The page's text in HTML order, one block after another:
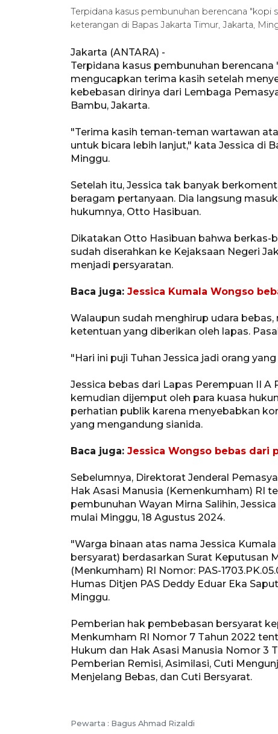
Terpidana kasus pembunuhan berencana "kopi
keterangan di Bapas Jakarta Timur, Jakarta,
Jakarta (ANTARA) -
Terpidana kasus pembunuhan
mengucapkan terima kasih setelah
kebebasan dirinya dari Lembaga
Bambu, Jakarta.
"Terima kasih teman-teman wartawan
untuk bicara lebih lanjut," kata Jessica di
Minggu.
Setelah itu, Jessica tak banyak
beragam pertanyaan. Dia langsung
hukumnya, Otto Hasibuan.
Dikatakan Otto Hasibuan bahwa berkas-
sudah diserahkan ke Kejaksaan Negeri
menjadi persyaratan.
Baca juga: Jessica Kumala Wongso
Walaupun sudah menghirup udara
ketentuan yang diberikan oleh lapas.
"Hari ini puji Tuhan Jessica jadi orang
Jessica bebas dari Lapas Perempuan II
kemudian dijemput oleh para kuasa
perhatian publik karena menyebabkan
yang mengandung sianida.
Baca juga: Jessica Wongso bebas dari
Sebelumnya, Direktorat Jenderal
Hak Asasi Manusia (Kemenkumham) RI
pembunuhan Wayan Mirna Salihin,
mulai Minggu, 18 Agustus 2024.
"Warga binaan atas nama Jessica
bersyarat) berdasarkan Surat Keputusan
(Menkumham) RI Nomor: PAS-
Humas Ditjen PAS Deddy Eduar Eka
Minggu.
Pemberian hak pembebasan bersyarat
Menkumham RI Nomor 7 Tahun 2022
Hukum dan Hak Asasi Manusia Nomor 3
Pemberian Remisi, Asimilasi, Cuti
Menjelang Bebas, dan Cuti Bersyarat.
Pewarta : Bagus Ahmad Rizaldi